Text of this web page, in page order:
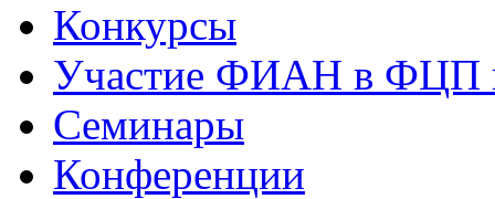
Конкурсы
Участие ФИАН в ФЦП
Семинары
Конференции